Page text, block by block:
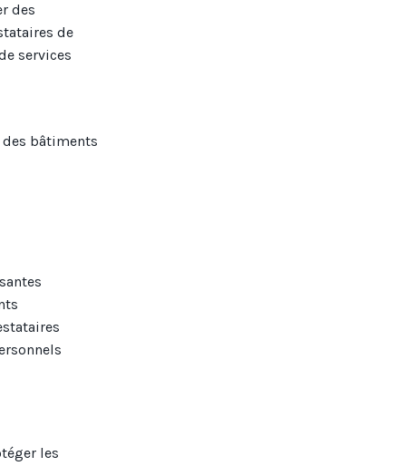
des
de
services
des bâtiments
les